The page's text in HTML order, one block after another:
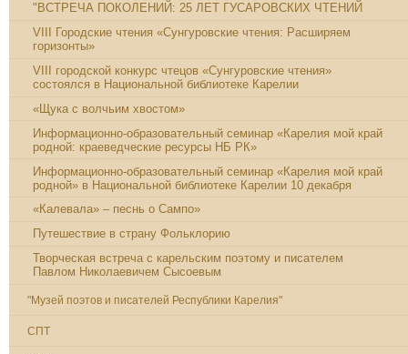
"ВСТРЕЧА ПОКОЛЕНИЙ: 25 ЛЕТ ГУСАРОВСКИХ ЧТЕНИЙ
VIII Городские чтения «Сунгуровские чтения: Расширяем
горизонты»
VIII городской конкурс чтецов «Сунгуровские чтения»
состоялся в Национальной библиотеке Карелии
«Щука с волчьим хвостом»
Информационно-образовательный семинар «Карелия мой край
родной: краеведческие ресурсы НБ РК»
Информационно-образовательный семинар «Карелия мой край
родной» в Национальной библиотеке Карелии 10 декабря
«Калевала» – песнь о Сампо»
Путешествие в страну Фольклорию
Творческая встреча с карельским поэтому и писателем
Павлом Николаевичем Сысоевым
"Музей поэтов и писателей Республики Карелия"
СПТ